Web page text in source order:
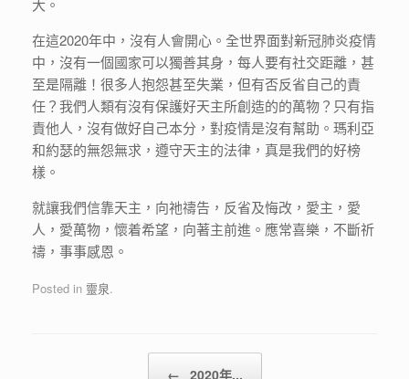
在這2020年中，沒有人會開心。全世界面對新冠肺炎疫情
中，沒有一個國家可以獨善其身，每人要有社交距離，甚
至是隔離！很多人抱怨甚至失業，但有否反省自己的責
任？我們人類有沒有保護好天主所創造的的萬物？只有指
責他人，沒有做好自己本分，對疫情是沒有幫助。瑪利亞
和約瑟的無怨無求，遵守天主的法律，真是我們的好榜
樣。
就讓我們信靠天主，向祂禱告，反省及悔改，愛主，愛
人，愛萬物，懷着希望，向著主前進。應常喜樂，不斷祈
禱，事事感恩。
Posted in 靈泉.
Post navigation
← 2020年...